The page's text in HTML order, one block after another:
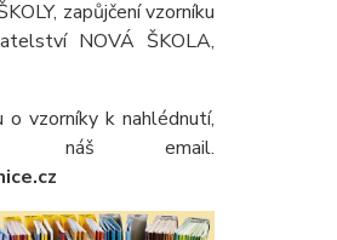
zapůjčení vzorníku
NOVÁ ŠKOLA,
o vzorníky k nahlédnutí,
náš email.